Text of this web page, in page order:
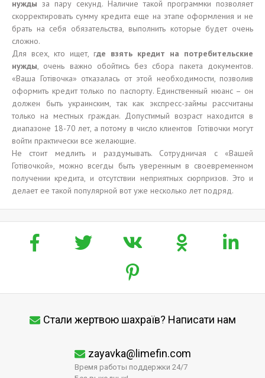
нужды за пару секунд. Наличие такой программки позволяет
скорректировать сумму кредита еще на этапе оформления и не
брать на себя обязательства, выполнить которые будет очень
сложно.
Для всех, кто ищет, где взять кредит на потребительские
нужды, очень важно обойтись без сбора пакета документов.
«Ваша Готівочка» отказалась от этой необходимости, позволив
оформить кредит только по паспорту. Единственный нюанс – он
должен быть украинским, так как экспресс-займы рассчитаны
только на местных граждан. Допустимый возраст находится в
диапазоне 18-70 лет, а потому в число клиентов Готівочки могут
войти практически все желающие.
Не стоит медлить и раздумывать. Сотрудничая с «Вашей
Готівочкой», можно всегды быть уверенным в своевременном
получении кредита, и отсутствии неприятных сюрпризов. Это и
делает ее такой популярной вот уже несколько лет подряд.
Стали жертвою шахраїв? Написати нам
zayavka@limefin.com
Время работы поддержки 24/7